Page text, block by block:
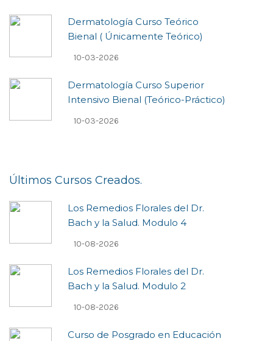
Dermatología Curso Teórico
Bienal ( Únicamente Teórico)
10-03-2026
Dermatología Curso Superior
Intensivo Bienal (Teórico-Práctico)
10-03-2026
Últimos Cursos Creados.
Los Remedios Florales del Dr.
Bach y la Salud. Modulo 4
10-08-2026
Los Remedios Florales del Dr.
Bach y la Salud. Modulo 2
10-08-2026
Curso de Posgrado en Educación